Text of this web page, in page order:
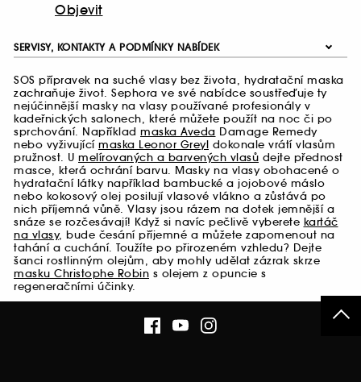
Objevit
SERVISY, KONTAKTY A PODMÍNKY NABÍDEK
SOS přípravek na suché vlasy bez života, hydratační maska
zachraňuje život. Sephora ve své nabídce soustřeďuje ty
nejúčinnější masky na vlasy používané profesionály v
kadeřnických salonech, které můžete použít na noc či po
sprchování. Například maska Aveda Damage Remedy
nebo vyživující maska Leonor Greyl dokonale vrátí vlasům
pružnost. U melírovaných a barvených vlasů dejte přednost
masce, která ochrání barvu. Masky na vlasy obohacené o
hydratační látky například bambucké a jojobové máslo
nebo kokosový olej posilují vlasové vlákno a zůstává po
nich příjemná vůně. Vlasy jsou rázem na dotek jemnější a
snáze se rozčesávají! Když si navíc pečlivě vyberete kartáč
na vlasy, bude česání příjemné a můžete zapomenout na
tahání a cuchání. Toužíte po přirozeném vzhledu? Dejte
šanci rostlinným olejům, aby mohly udělat zázrak skrze
masku Christophe Robin s olejem z opuncie s
regeneračními účinky.